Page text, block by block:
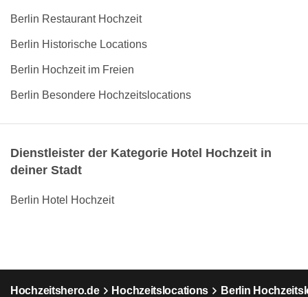
Berlin Restaurant Hochzeit
Berlin Historische Locations
Berlin Hochzeit im Freien
Berlin Besondere Hochzeitslocations
Dienstleister der Kategorie Hotel Hochzeit in
deiner Stadt
Berlin Hotel Hochzeit
Hochzeitshero.de Hochzeitslocations Berlin